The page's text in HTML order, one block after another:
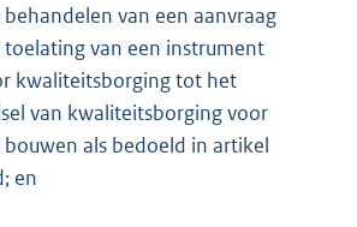
van een aanvraag
toelating van een instrument
kwaliteitsborging tot het
van kwaliteitsborging voor
bouwen als bedoeld in artikel
en